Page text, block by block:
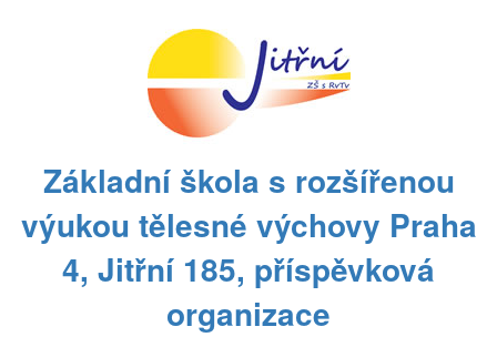
Základní škola s rozšířenou
výukou tělesné výchovy Praha
4, Jitřní 185, příspěvková
organizace